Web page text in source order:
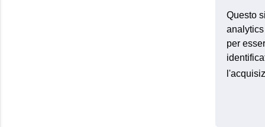
Questo
per